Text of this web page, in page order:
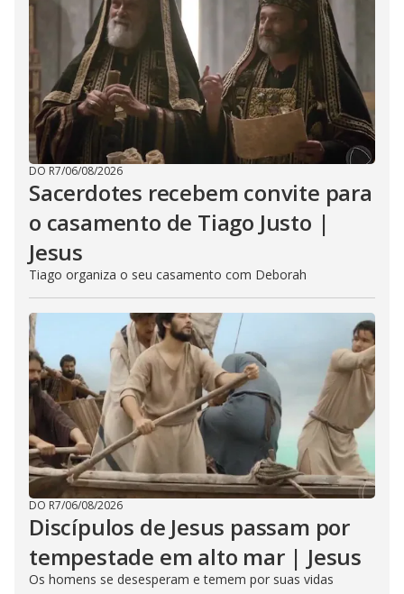
DO R7/06/08/2026
Sacerdotes recebem convite para
o casamento de Tiago Justo |
Jesus
Tiago organiza o seu casamento com Deborah
DO R7/06/08/2026
Discípulos de Jesus passam por
tempestade em alto mar | Jesus
Os homens se desesperam e temem por suas vidas